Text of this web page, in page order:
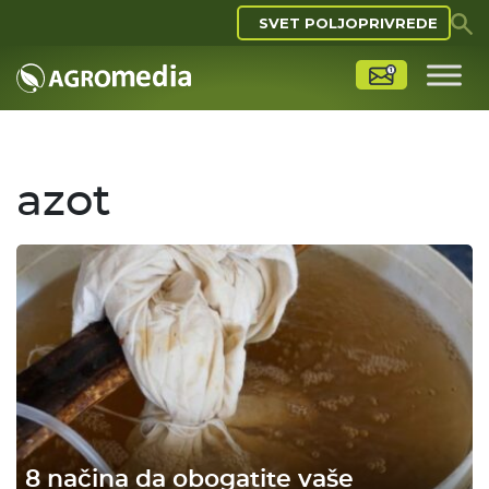
SVET POLJOPRIVREDE
azot
8 načina da obogatite vaše